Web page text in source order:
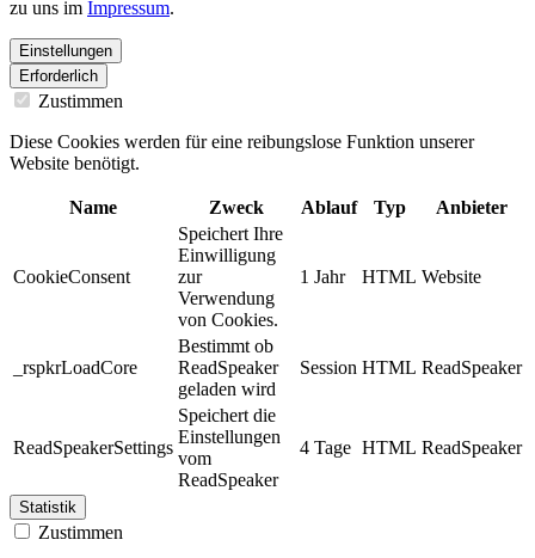
zu uns im Impressum.
Einstellungen
Erforderlich
Zustimmen
Diese Cookies werden für eine reibungslose Funktion unserer
Website benötigt.
Name Zweck Ablauf Typ Anbieter
CookieConsent
Speichert Ihre
Einwilligung
zur
Verwendung
von Cookies.
1 Jahr HTML Website
_rspkrLoadCore
Bestimmt ob
ReadSpeaker
geladen wird
Session HTML ReadSpeaker
ReadSpeakerSettings
Speichert die
Einstellungen
vom
ReadSpeaker
4 Tage HTML ReadSpeaker
Statistik
Zustimmen